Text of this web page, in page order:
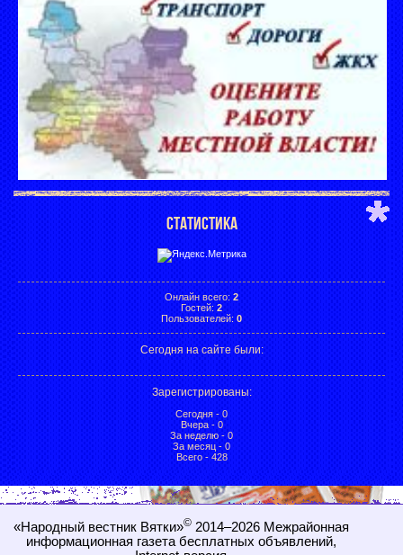
СТАТИСТИКА
Онлайн всего: 2
Гостей: 2
Пользователей: 0
Сегодня на сайте были:
Зарегистрированы:
Сегодня - 0
Вчера - 0
За неделю - 0
За месяц - 0
Всего - 428
«Народный вестник Вятки»©2014–2026 Межрайонная
информационная газета бесплатных объявлений,